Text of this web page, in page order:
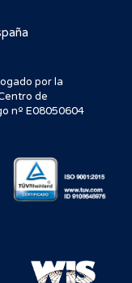
por la
de
nº E08050604